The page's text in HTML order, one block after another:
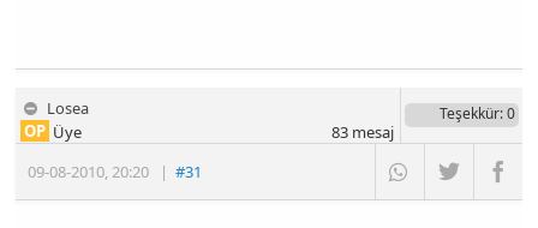
Losea
09-08-2010,20:20 |#31
OP Üye
Teşekkür: 0
83mesaj